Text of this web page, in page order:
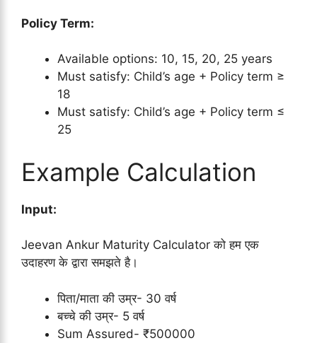
Policy Term:
Available options: 10, 15, 20, 25 years
Must satisfy: Child’s age + Policy term ≥
18
Must satisfy: Child’s age + Policy term ≤
25
Example Calculation
Input:
Jeevan Ankur Maturity Calculator को हम एक
उदाहरण के द्वारा समझते है।
पिता/माता की उम्र- 30 वर्ष
बच्चे की उम्र- 5 वर्ष
Sum Assured- ₹500000